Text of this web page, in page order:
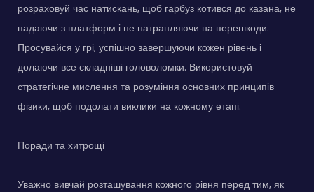
розраховуй час натискань, щоб гарбуз котився до казана, не
падаючи з платформ і не натрапляючи на перешкоди.
Просувайся у грі, успішно завершуючи кожен рівень і
долаючи все складніші головоломки. Використовуй
стратегічне мислення та розуміння основних принципів
фізики, щоб подолати виклики на кожному етапі.
Поради та хитрощі
Уважно вивчай розташування кожного рівня перед тим, як